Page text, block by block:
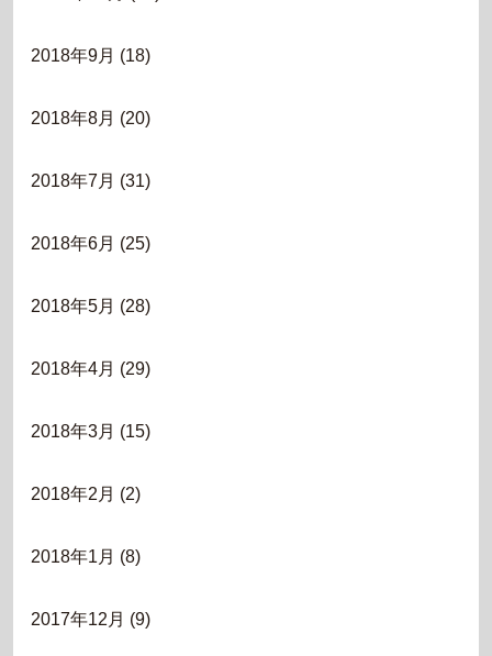
2018年9月 (18)
2018年8月 (20)
2018年7月 (31)
2018年6月 (25)
2018年5月 (28)
2018年4月 (29)
2018年3月 (15)
2018年2月 (2)
2018年1月 (8)
2017年12月 (9)